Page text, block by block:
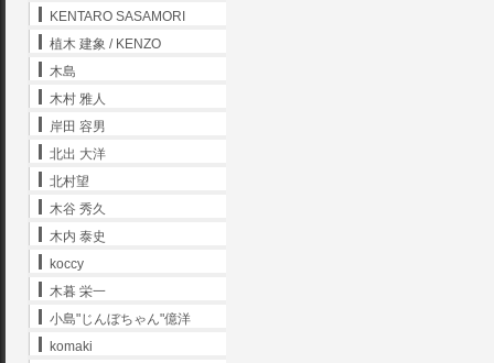
KENTARO SASAMORI
植木 建象 / KENZO
木島
木村 雅人
岸田 容男
北出 大洋
北村望
木谷 秀久
木内 泰史
koccy
木暮 栄一
小島"じんぼちゃん"億洋
komaki